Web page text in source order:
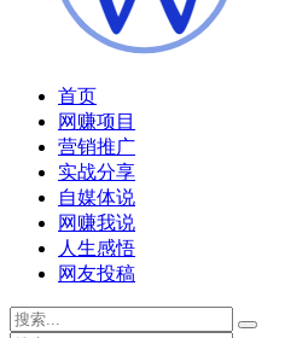
首页
网赚项目
营销推广
实战分享
自媒体说
网赚我说
人生感悟
网友投稿